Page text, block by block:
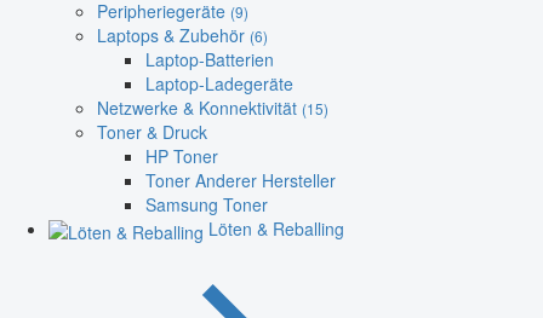
Peripheriegeräte (9)
Laptops & Zubehör (6)
Laptop-Batterien
Laptop-Ladegeräte
Netzwerke & Konnektivität (15)
Toner & Druck
HP Toner
Toner Anderer Hersteller
Samsung Toner
Löten & Reballing